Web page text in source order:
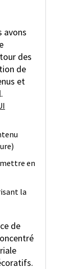
avons
des
de
et
en
la
de